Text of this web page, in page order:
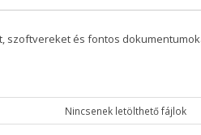
szoftvereket és fontos
Nincsenek letölthető fájlok